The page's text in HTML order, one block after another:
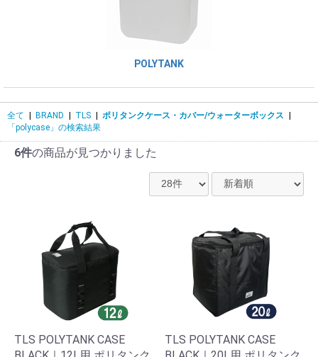
POLYTANK
全て BRAND TLS ポリタンクケース・カバー/ウォーターボックス
「polycase」の検索結果
6件の商品が見つかりました
TLS POLYTANK CASE
TLS POLYTANK CASE